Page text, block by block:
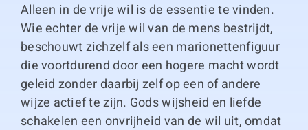
Alleen in de vrije wil is de essentie te vinden.
Wie echter de vrije wil van de mens bestrijdt,
beschouwt zichzelf als een marionettenfiguur
die voortdurend door een hogere macht wordt
geleid zonder daarbij zelf op een of andere
wijze actief te zijn. Gods wijsheid en liefde
schakelen een onvrijheid van de wil uit, omdat